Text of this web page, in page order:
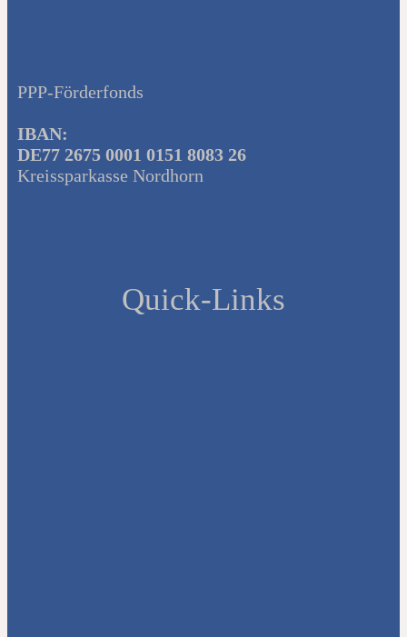
PPP-Förderfonds
IBAN:
DE77 2675 0001 0151 8083 26
Kreissparkasse Nordhorn
Quick-Links